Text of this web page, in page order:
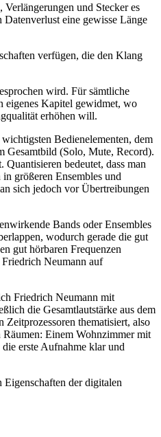
und Stecker es
eine gewisse Länge
verfügen, die den Klang
wird. Für sämtliche
eigenes Kapitel gewidmet, wo
erhöhen will.
Bedienelementen, dem
Gesamtbild (Solo, Mute, Record).
bedeutet, dass man
größeren Ensembles und
sich jedoch vor Übertreibungen
Bands oder Ensembles
wodurch gerade die gut
gut hörbaren Frequenzen
Friedrich Neumann auf
Friedrich Neumann mit
die Gesamtlautstärke aus dem
thematisiert, also
Einem Wohnzimmer mit
erste Aufnahme klar und
der digitalen